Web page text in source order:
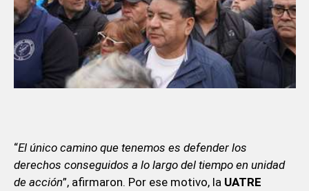
“El único camino que tenemos es defender los
derechos conseguidos a lo largo del tiempo en unidad
de acción”, afirmaron. Por ese motivo, la UATRE